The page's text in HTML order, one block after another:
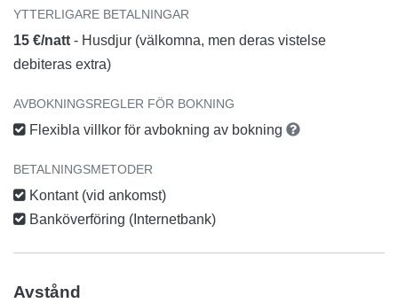
YTTERLIGARE BETALNINGAR
15 €/natt - Husdjur (välkomna, men deras vistelse
debiteras extra)
AVBOKNINGSREGLER FÖR BOKNING
Flexibla villkor för avbokning av bokning
BETALNINGSMETODER
Kontant (vid ankomst)
Banköverföring (Internetbank)
Avstånd